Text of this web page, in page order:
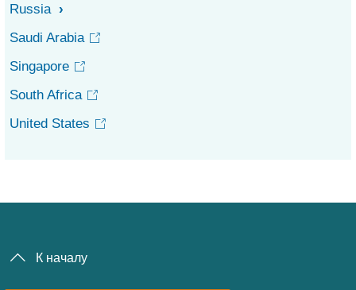
Russia
Saudi Arabia
Singapore
South Africa
United States
К началу